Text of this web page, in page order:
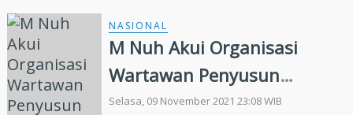
NASIONAL
M Nuh Akui Organisasi
Wartawan Penyusun
Peraturan Pers
Selasa, 09 November 2021 23:08 WIB